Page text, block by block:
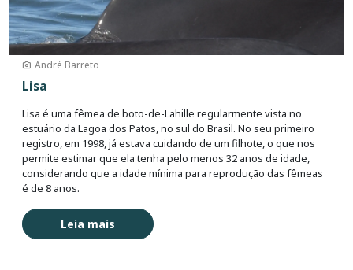
André Barreto
Lisa
Lisa é uma fêmea de boto-de-Lahille regularmente vista no
estuário da Lagoa dos Patos, no sul do Brasil. No seu primeiro
registro, em 1998, já estava cuidando de um filhote, o que nos
permite estimar que ela tenha pelo menos 32 anos de idade,
considerando que a idade mínima para reprodução das fêmeas
é de 8 anos.
Leia mais